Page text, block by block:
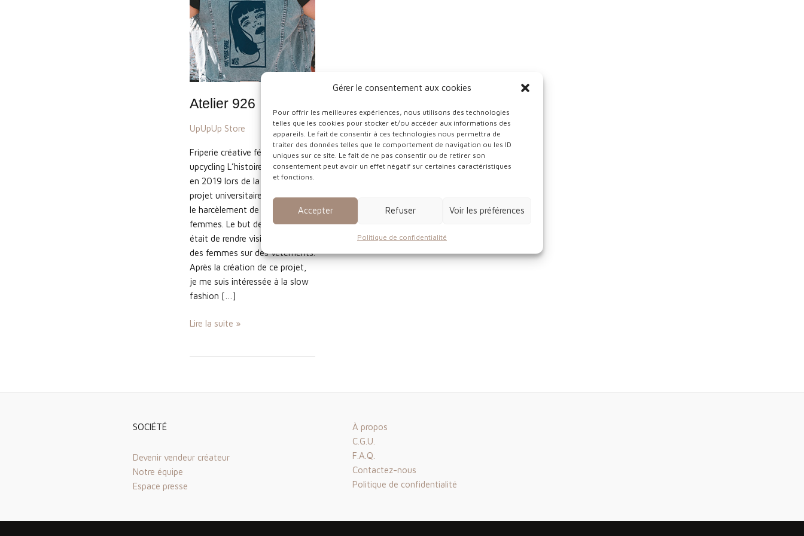
Gérer le consentement aux cookies
Pour offrir les meilleures expériences, nous utilisons des technologies
telles que les cookies pour stocker et/ou accéder aux informations des
appareils. Le fait de consentir à ces technologies nous permettra de
traiter des données telles que le comportement de navigation ou les ID
uniques sur ce site. Le fait de ne pas consentir ou de retirer son
consentement peut avoir un effet négatif sur certaines caractéristiques
et fonctions.
Accepter Refuser Voir les préférences
Politique de confidentialité
Atelier 926
UpUpUp Store
Friperie créative féministe &
upcycling L’histoire commence
en 2019 lors de la création d’un
projet universitaire tourné vers
le harcèlement de rue fait aux
femmes. Le but de ce projet
était de rendre visible la parole
des femmes sur des vêtements.
Après la création de ce projet,
je me suis intéressée à la slow
fashion […]
Atelier
Lire la suite »
SOCIÉTÉ
Devenir vendeur créateur
Notre équipe
Espace presse
À propos
C.G.U.
F.A.Q.
Contactez-nous
Politique de confidentialité